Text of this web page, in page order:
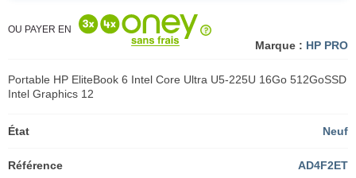
Marque : HP PRO
OU PAYER EN
Portable HP EliteBook 6 Intel Core Ultra U5-225U 16Go 512GoSSD
Intel Graphics 12
État Neuf
Référence AD4F2ET